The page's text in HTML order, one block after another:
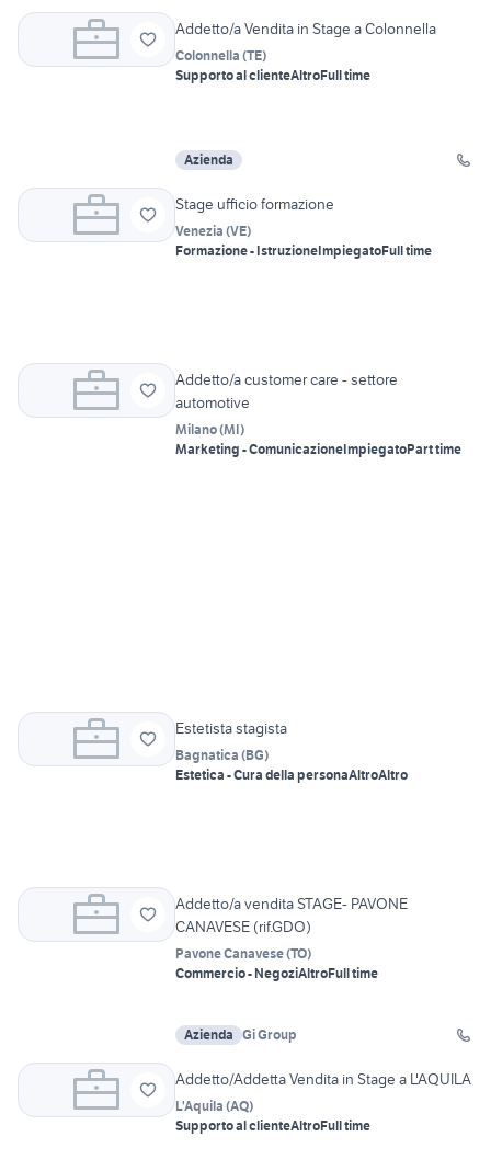
Addetto/a Vendita in Stage a Colonnella
Colonnella (TE)
Supporto al clienteAltroFull time
Azienda
Stage ufficio formazione
Venezia (VE)
Formazione - IstruzioneImpiegatoFull time
Addetto/a customer care - settore
automotive
Milano(MI)
Marketing - ComunicazioneImpiegatoPart time
Estetista stagista
Bagnatica (BG)
Estetica - Cura della personaAltroAltro
Addetto/a vendita STAGE- PAVONE
CANAVESE (rif.GDO)
Pavone Canavese(TO)
Commercio - NegoziAltroFull time
Azienda Gi Group
Addetto/Addetta Vendita in Stage a L'AQUILA
L'Aquila (AQ)
Supporto al clienteAltroFull time